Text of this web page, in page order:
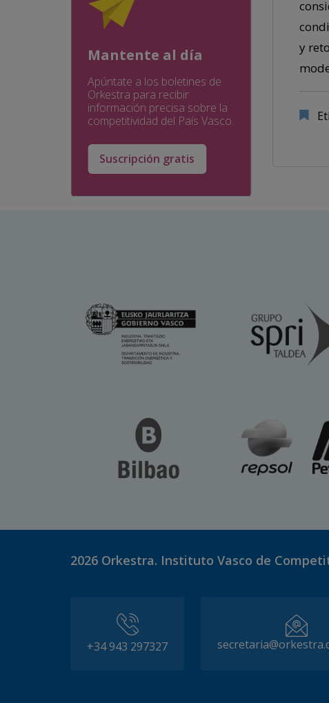
y
Mantente al día
Apúntate a los boletines de
Orkestra para recibir
información precisa sobre la
competitividad del País Vasco.
Suscripción gratis
2026 Orkestra. Instituto Vasco de
+34 943 297327